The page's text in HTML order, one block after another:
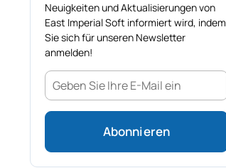
Neuigkeiten und Aktualisierungen von
East Imperial Soft informiert wird, indem
Sie sich für unseren Newsletter
anmelden!